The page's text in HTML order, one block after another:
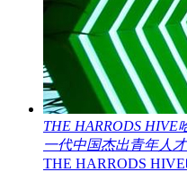
THE HARRODS
一代中国杰出青年人才
THE HARRODS